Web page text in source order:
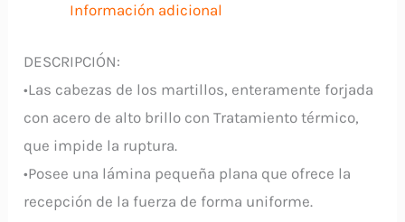
cantidadInformación adicional
DESCRIPCIÓN:
•Las cabezas de los martillos, enteramente forjada
con acero de alto brillo con Tratamiento térmico,
que impide la ruptura.
•Posee una lámina pequeña plana que ofrece la
recepción de la fuerza de forma uniforme.